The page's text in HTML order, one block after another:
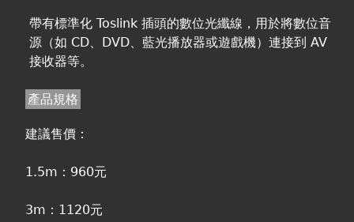
帶有標準化 Toslink 插頭的數位光纖線，用於將數位音
源（如 CD、DVD、藍光播放器或遊戲機）連接到 AV
接收器等。
產品規格
建議售價：
1.5m：960元
3m：1120元